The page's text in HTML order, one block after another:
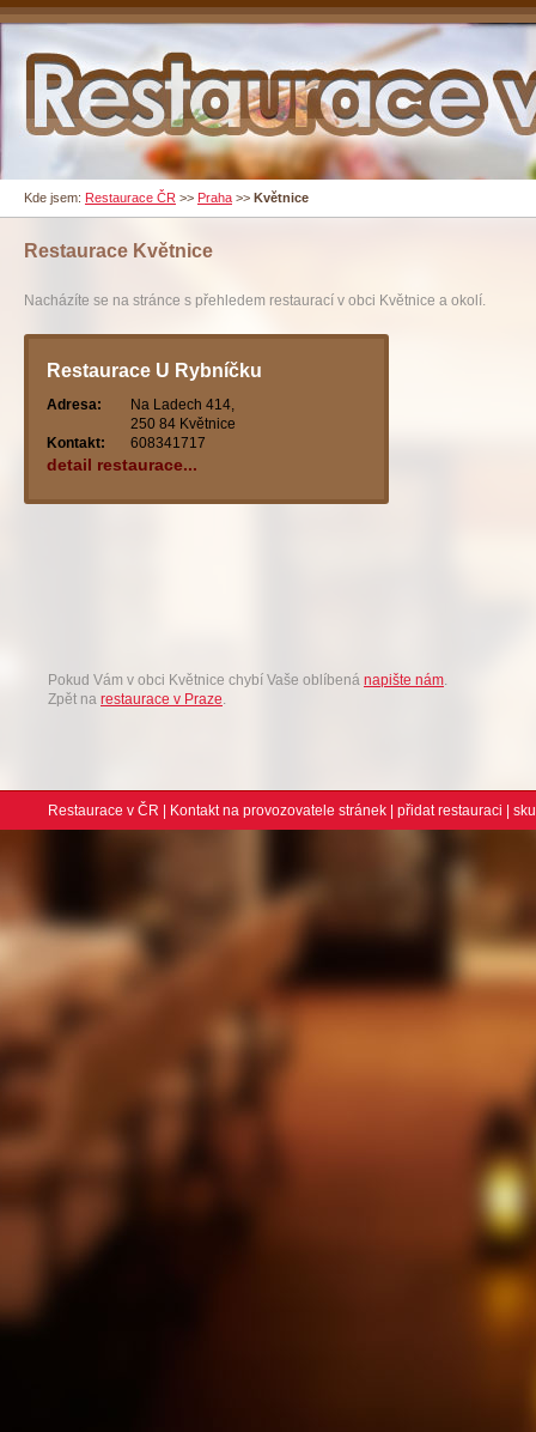
Kde jsem: Restaurace ČR >> Praha >> Květnice
Restaurace Květnice
Nacházíte se na stránce s přehledem restaurací v obci Květnice a okolí.
Restaurace U Rybníčku
Adresa:
Na Ladech 414,
250 84 Květnice
Kontakt:
608341717
detail restaurace...
Pokud Vám v obci Květnice chybí Vaše oblíbená napište nám.
Zpět na restaurace v Praze.
Restaurace v ČR Kontakt na provozovatele stránek přidat restauraci |